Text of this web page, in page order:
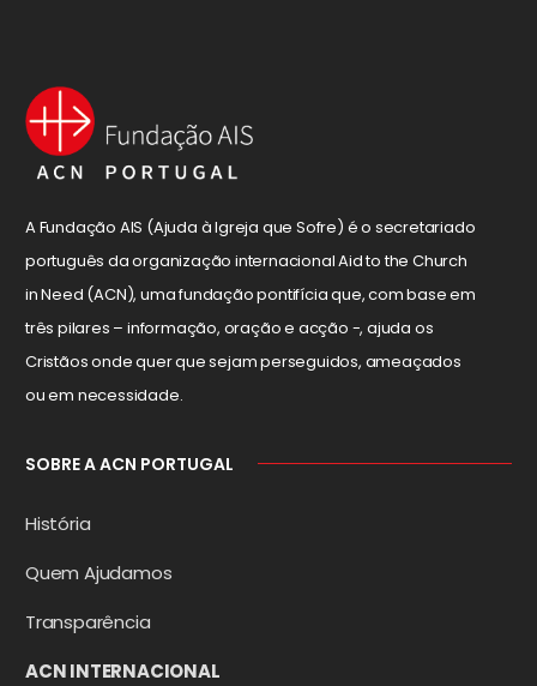
A Fundação AIS (Ajuda à Igreja que Sofre) é o secretariado
português da organização internacional Aid to the Church
in Need (ACN), uma fundação pontifícia que, com base em
três pilares – informação, oração e acção -, ajuda os
Cristãos onde quer que sejam perseguidos, ameaçados
ou em necessidade.
SOBRE A ACN PORTUGAL
História
Quem Ajudamos
Transparência
ACN INTERNACIONAL